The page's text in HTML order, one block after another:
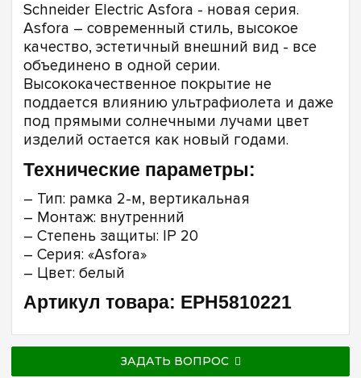
Schneider Electric Asfora - новая серия.
Asfora – cовременный стиль, высокое
качество, эстетичный внешний вид - все
объединено в одной серии.
Высококачественное покрытие не
поддается влиянию ультрафиолета и даже
под прямыми солнечными лучами цвет
изделий остается как новый годами.
Технические параметры:
– Тип: рамка 2-м, вертикальная
– Монтаж: внутренний
– Степень защиты: IP 20
– Серия: «Asfora»
– Цвет: белый
Артикул товара: EPH5810221
ЗАДАТЬ ВОПРОС